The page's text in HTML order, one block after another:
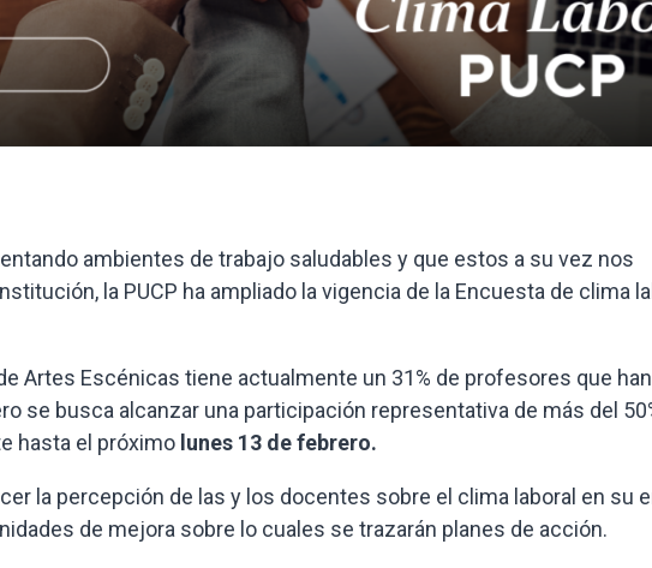
ambientes de trabajo saludables y que estos a su vez nos
la PUCP ha ampliado la vigencia de la Encuesta de clima
Artes Escénicas tiene actualmente un 31% de profesores que han
se busca alcanzar una participación representativa de más del
hasta el próximo lunes 13 de febrero.
la percepción de las y los docentes sobre el clima laboral en su
de mejora sobre lo cuales se trazarán planes de acción.